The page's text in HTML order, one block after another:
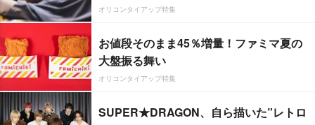
オリコンタイアップ特集
お値段そのまま45％増量！ファミマ夏の
大盤振る舞い
オリコンタイアップ特集
SUPER★DRAGON、自ら描いた”レトロ